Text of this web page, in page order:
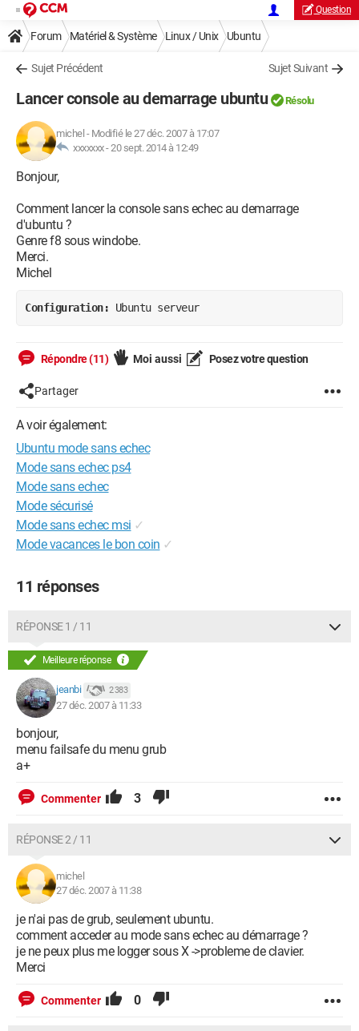
Question
Forum Matériel & Système Linux / Unix Ubuntu
Sujet Précédent Sujet Suivant
Lancer console au demarrage ubuntu Résolu
michel - Modifié le 27 déc. 2007 à 17:07
xxxxxxx -20 sept. 2014 à 12:49
Bonjour,
Comment lancer la console sans echec au demarrage
d'ubuntu ?
Genre f8 sous windobe.
Merci.
Michel
Configuration: Ubuntu serveur
Répondre (11) Moi aussi Posez votre question
Partager
A voir également:
Ubuntu mode sans echec
Mode sans echec ps4
Mode sans echec
Mode sécurisé
Mode sans echec msi ✓
Mode vacances le bon coin ✓
11 réponses
RÉPONSE 1 / 11
Meilleure réponse
jeanbi 2 383
27 déc. 2007 à 11:33
bonjour,
menu failsafe du menu grub
a+
Commenter 3
RÉPONSE 2 / 11
michel
27 déc. 2007 à 11:38
je n'ai pas de grub, seulement ubuntu.
comment acceder au mode sans echec au démarrage ?
je ne peux plus me logger sous X ->probleme de clavier.
Merci
Commenter 0